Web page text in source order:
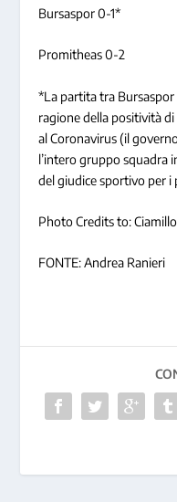
Bursaspor 0-1*
Promitheas 0-2
*La partita tra Bursaspor
ragione della positività
al Coronavirus (il
l’intero gruppo squadra
del giudice sportivo per
Photo Credits to:
FONTE: Andrea Ranieri